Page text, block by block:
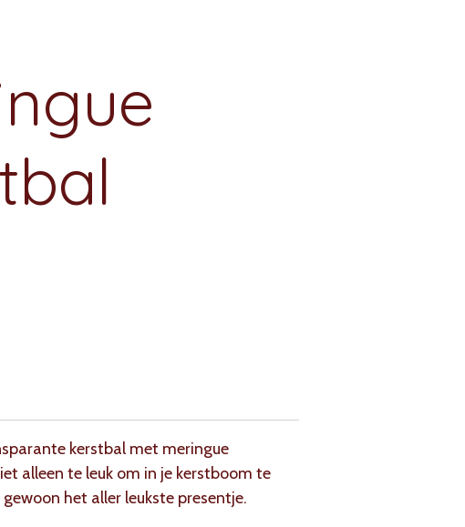
kerstbal met meringue
alleen te leuk om in je kerstboom te
het aller leukste presentje.